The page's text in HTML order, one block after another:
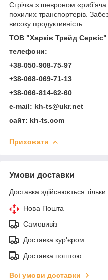
Стрічка з шевроном
похилих транспортерів.
високу продуктивність.
ТОВ "Харків Трейд Сервіс"
телефони:
+38-050-908-75-97
+38-068-069-71-13
+38-066-814-62-60
e-mail: kh-ts@ukr.net
сайт: kh-ts.com
Приховати
Умови доставки
Доставка здійснюється
Нова Пошта
Самовивіз
Доставка кур'єром
Доставка поштою
Всі умови доставки